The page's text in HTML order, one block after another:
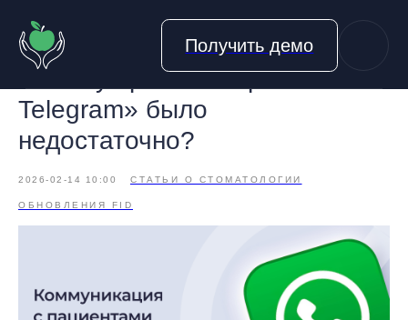
Почему просто «перейти в
Telegram» было
недостаточно?
2026-02-14 10:00 СТАТЬИ О СТОМАТОЛОГИИ
ОБНОВЛЕНИЯ FID